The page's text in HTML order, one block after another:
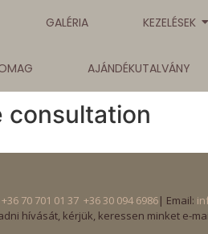
GALÉRIA KEZELÉSEK
AJÁNDÉKUTALVÁNY
consultation
+36 70 701 01 37 +36 30 094 6986| Email:
hívását, kérjük, keressen minket e-